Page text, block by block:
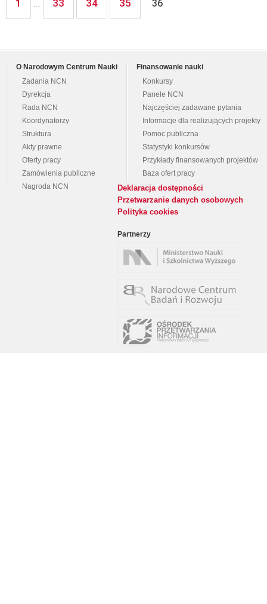
1 ... 33 34 35 36
O Narodowym Centrum Nauki
Zadania NCN
Dyrekcja
Rada NCN
Koordynatorzy
Struktura
Akty prawne
Oferty pracy
Zamówienia publiczne
Nagroda NCN
Finansowanie nauki
Konkursy
Panele NCN
Najczęściej zadawane pytania
Informacje dla realizujących projekty
Pomoc publiczna
Statystyki konkursów
Przykłady finansowanych projektów
Baza ofert pracy
Deklaracja dostępności
Przetwarzanie danych osobowych
Polityka cookies
Partnerzy